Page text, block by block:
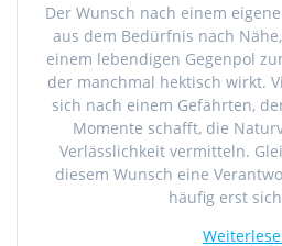
Der Wunsch nach einem
aus dem Bedürfnis nach
einem lebendigen Gegenpol
der manchmal hektisch wirkt.
sich nach einem Gefährten,
Momente schafft, die
Verlässlichkeit vermitteln.
diesem Wunsch eine
häufig erst